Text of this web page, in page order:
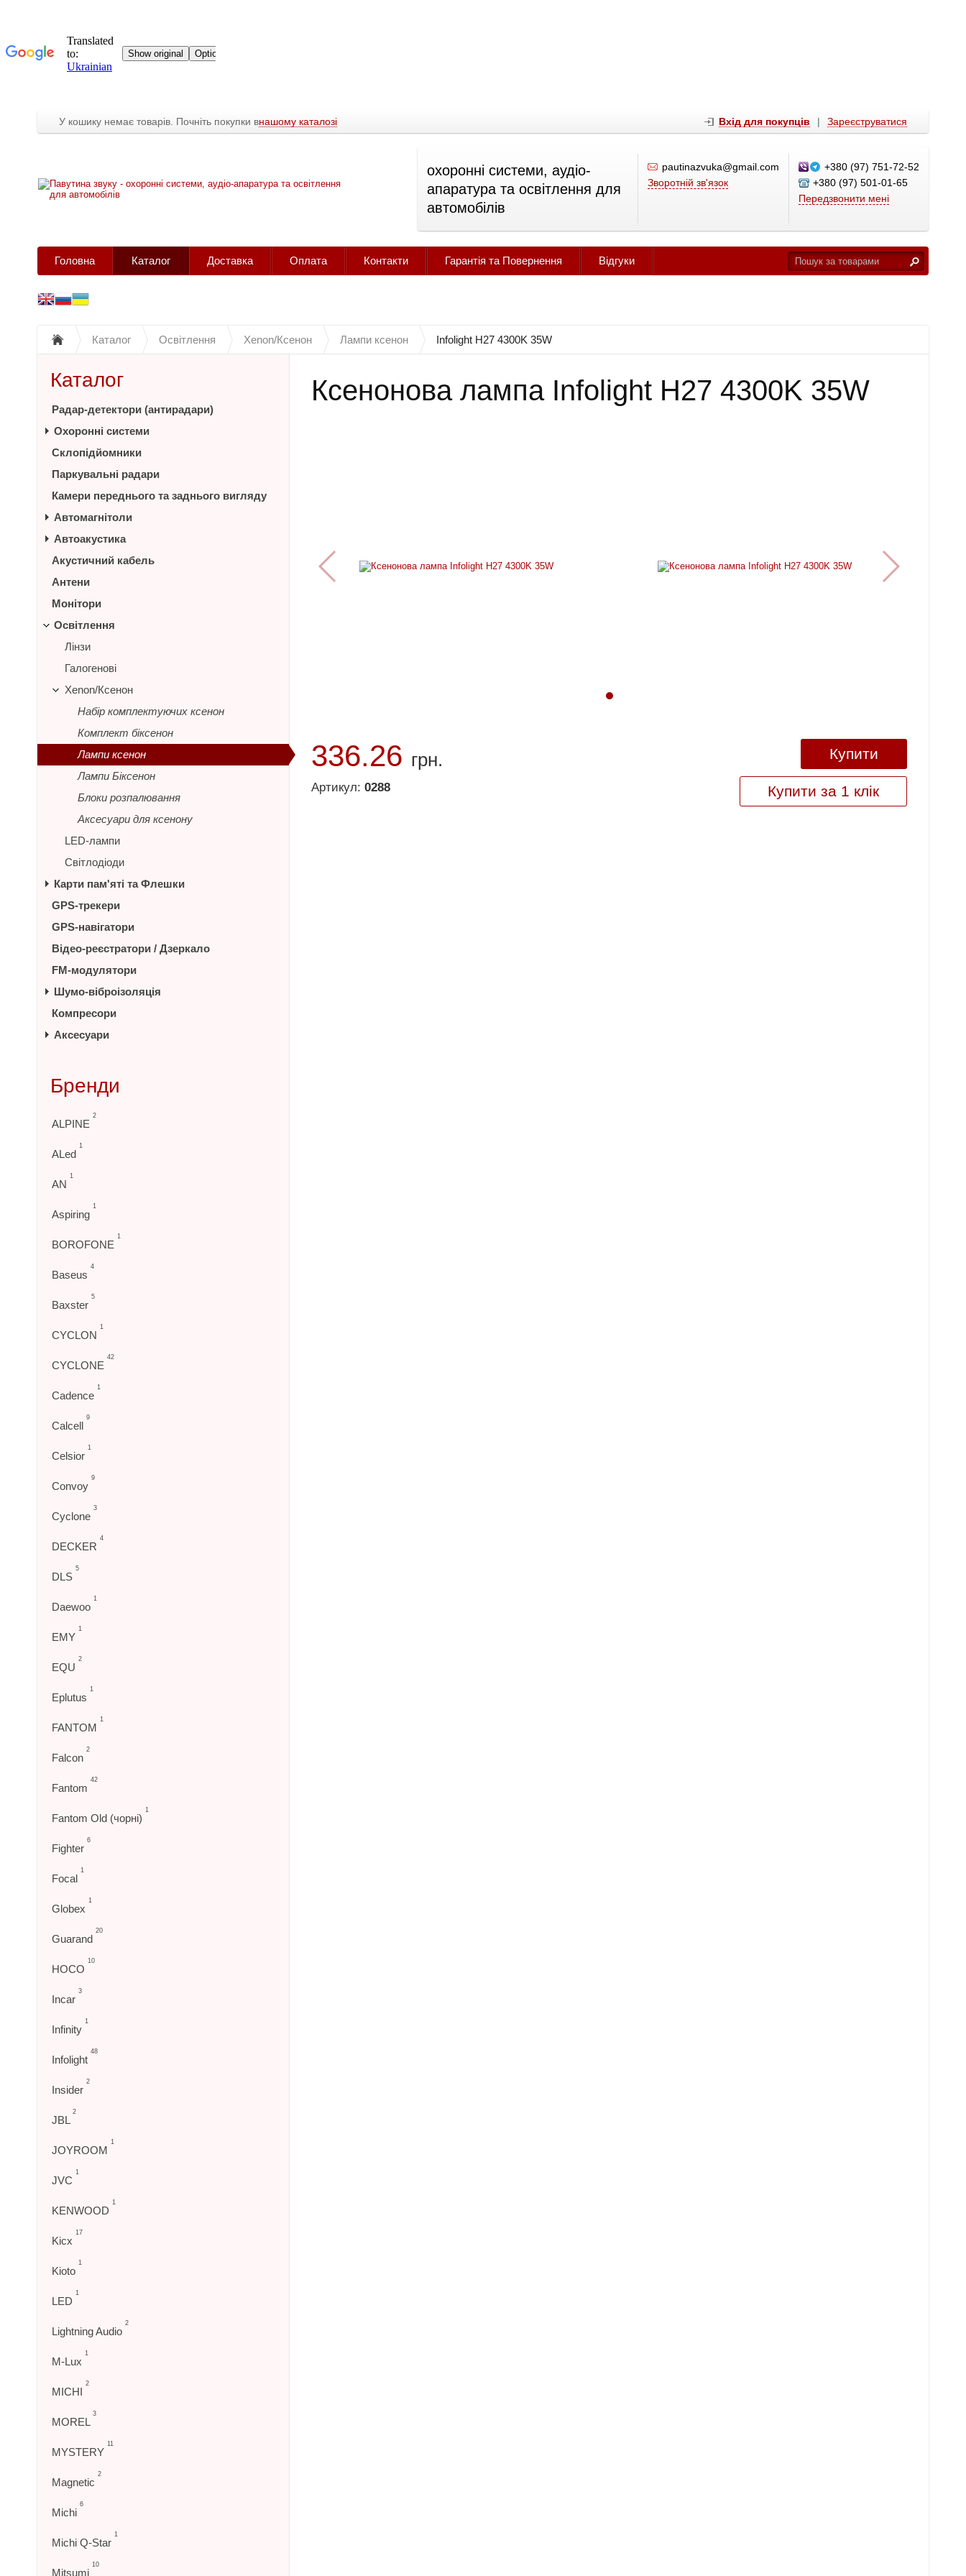
У кошику немає товарів. Почніть покупки внашому каталозі Вхід для покупців | Зареєструватися
охоронні системи, аудіо-
апаратура та освітлення для
автомобілів
pautinazvuka@gmail.com
Зворотній зв'язок
+380 (97) 751-72-52
+380 (97) 501-01-65
Передзвонити мені
Головна Каталог Доставка Оплата Контакти Гарантія та Повернення Відгуки
Каталог Освітлення Xenon/Ксенон Лампи ксенон Infolight H27 4300K ​​35W
Ксенонова лампа Infolight H27 4300K ​​35W
336.26 грн.
Артикул: 0288
Купити
Купити за 1 клік
Каталог
Радар-детектори (антирадари)
Охоронні системи
Склопідйомники
Паркувальні радари
Камери переднього та заднього вигляду
Автомагнітоли
Автоакустика
Акустичний кабель
Антени
Монітори
Освітлення
Лінзи
Галогенові
Xenon/Ксенон
Набір комплектуючих ксенон
Комплект біксенон
Лампи ксенон
Лампи Біксенон
Блоки розпалювання
Аксесуари для ксенону
LED-лампи
Світлодіоди
Карти пам'яті та Флешки
GPS-трекери
GPS-навігатори
Відео-реєстратори / Дзеркало
FM-модулятори
Шумо-віброізоляція
Компресори
Аксесуари
Бренди
ALPINE
2
ALed
1
AN
1
Aspiring
1
BOROFONE
1
Baseus
4
Baxster
5
CYCLON
1
CYCLONE
42
Cadence
1
Calcell
9
Celsior
1
Convoy
9
Cyclone
3
DECKER
4
DLS
5
Daewoo
1
EMY
1
EQU
2
Eplutus
1
FANTOM
1
Falcon
2
Fantom
42
Fantom Old (чорні)
1
Fighter
6
Focal
1
Globex
1
Guarand
20
HOCO
10
Incar
3
Infinity
1
Infolight
48
Insider
2
JBL
2
JOYROOM
1
JVC
1
KENWOOD
1
Kicx
17
Kioto
1
LED
1
Lightning Audio
2
M-Lux
1
MICHI
2
MOREL
3
MYSTERY
11
Magnetic
2
Michi
6
Michi Q-Star
1
Mitsumi
10